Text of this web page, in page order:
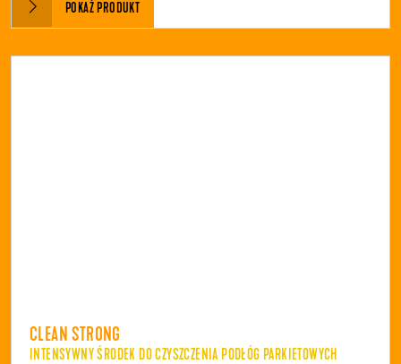
POKAŻ PRODUKT
CLEAN STRONG
INTENSYWNY ŚRODEK DO CZYSZCZENIA PODŁÓG PARKIETOWYCH